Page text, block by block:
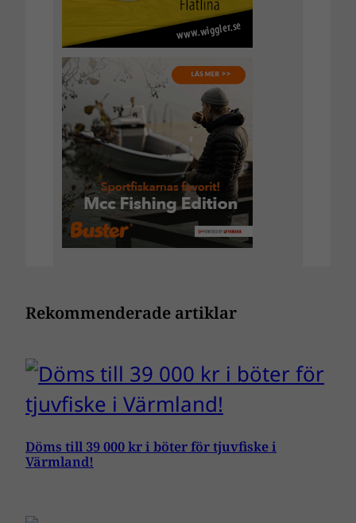
Rekommenderade artiklar
Döms till 39 000 kr i böter för tjuvfiske i
Värmland!